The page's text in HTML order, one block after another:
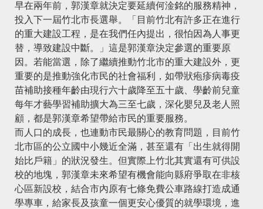
早在兩年前，郭漢章就決定要延續何淦銘的服務精神，
投入下一屆竹北市長選舉。「目前竹北有許多正在進行
的重大建設工程，是在我們任內提出，很怕因為人事更
替，導致建設中斷。」這是郭漢章決定參選的重要原
因。若能當選，除了繼續推動竹北市的重大建設外，更
重要的是推動強化市民的社會福利，如帶狀疱疹病毒疫
苗補助接種年齡由現行六十歲降至五十歲、學齡前兒童
每年才藝學習補助擴大為三至七歲，深化嬰兒及老人照
顧，都是郭漢章希望帶給市民的重要服務。
而人口的成長，也連動市民最關心的教育問題，目前竹
北市區的公立國中小幾近全滿，甚至還有「出生就得開
始比戶籍」的狀況發生。但實際上竹北其實還有可供設
校的地塊，郭漢章未來希望有機會能向縣府爭取在非核
心區新設校，結合市內原有七條免費公車路線打造成通
學專車，給家長及孩童一個更安心優質的就學環境，進